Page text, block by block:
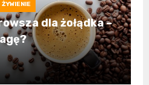
ŻYWIENIE
dla żołądka –